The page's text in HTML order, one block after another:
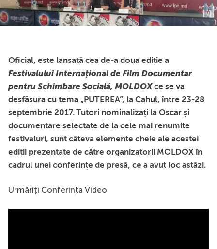
Oficial, este lansată cea de-a doua ediție a
Festivalului Internațional de Film Documentar
pentru Schimbare Socială, MOLDOXce se va
desfășura cu tema „PUTEREA”, la Cahul, între 23-28
septembrie 2017. Tutori nominalizați la Oscar și
documentare selectate de la cele mai renumite
festivaluri, sunt câteva elemente cheie ale acestei
ediții prezentate de către organizatorii MOLDOX în
cadrul unei conferințe de presă, ce a avut loc astăzi.
Urmăriți Conferința Video